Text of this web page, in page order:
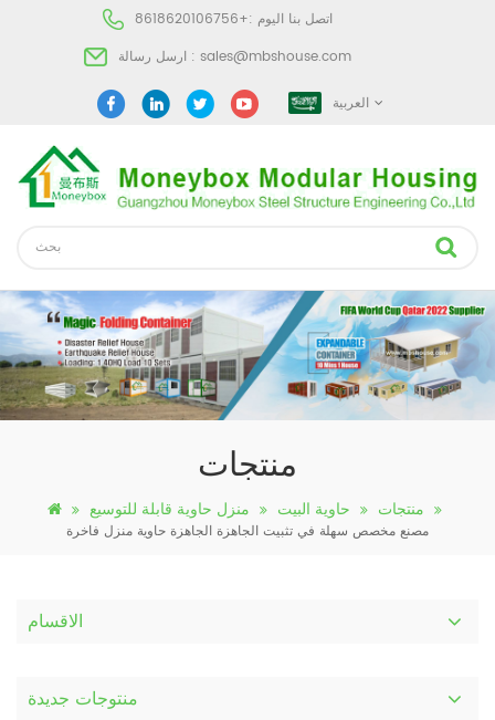
اتصل بنا اليوم :+8618620106756
ارسل رسالة : sales@mbshouse.com
العربية
منتجات
منتجات حاوية البيت منزل حاوية قابلة للتوسيع
مصنع مخصص سهلة في تثبيت الجاهزة الجاهزة حاوية منزل فاخرة
الاقسام
منتوجات جديدة